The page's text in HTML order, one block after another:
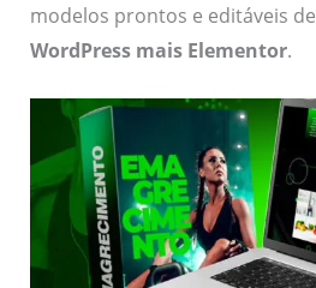
modelos prontos e editáveis de
WordPress mais Elementor.